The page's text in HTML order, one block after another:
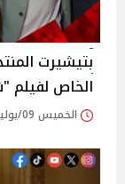
بتيشيرت
الخاص لفيلم
الخميس 09/يوليو/2026 - 12:37 ص